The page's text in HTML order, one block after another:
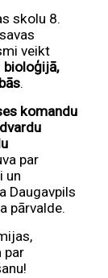
skolu 8.
veikt
bioloģijā,
.
komandu
par
un
Daugavpils
pārvalde.
par